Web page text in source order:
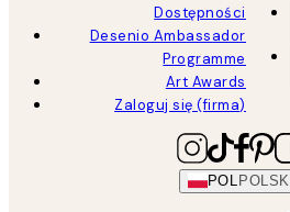
Dostępności
Desenio Ambassador
Programme
Art Awards
Zaloguj się (firma)
POL POLSKI